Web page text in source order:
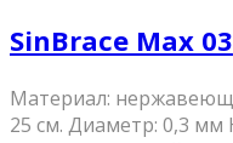
SinBrace Max 03
Материал:
25 см. Диаметр: 0,3 мм